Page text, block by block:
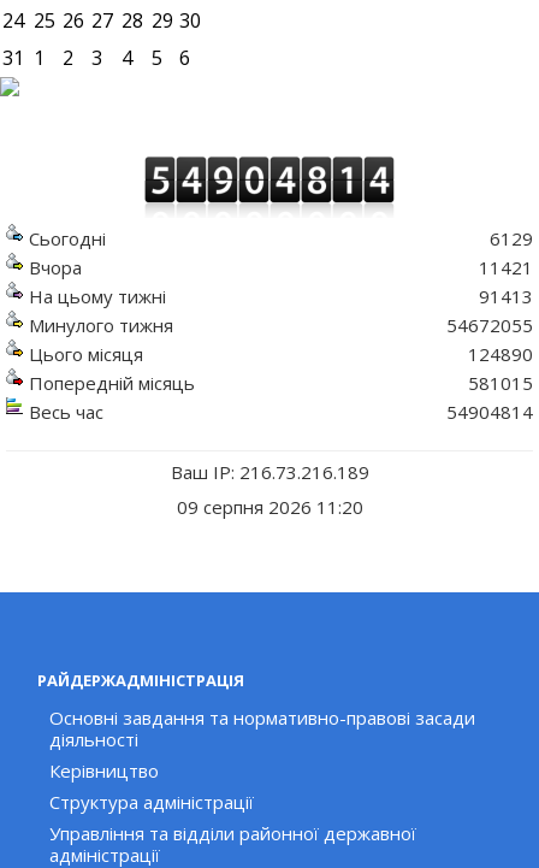
24 25 26 27 28 29 30
31 1 2 3 4 5 6
Сьогодні
Вчора
На цьому тижні
Минулого тижня
Цього місяця
Попередній місяць
Весь час
6129
11421
91413
54672055
124890
581015
54904814
Ваш IP: 216.73.216.189
09 серпня 2026 11:20
РАЙДЕРЖАДМІНІСТРАЦІЯ
Основні завдання та нормативно-правові засади
діяльності
Керівництво
Структура адміністрації
Управління та відділи районної державної
адміністрації